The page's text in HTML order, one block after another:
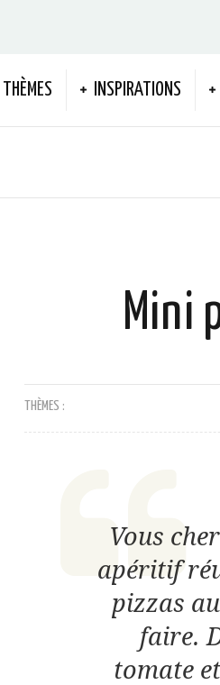
THÈMES INSPIRATIONS
Mini
THÈMES :
Vous
apéritif
pizzas
faire.
tomate